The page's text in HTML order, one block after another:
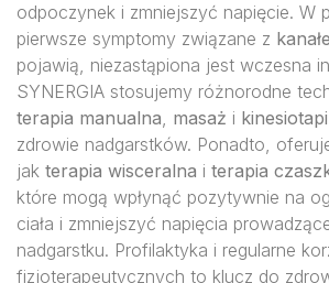
odpoczynek i zmniejszyć napięcie. W
pierwsze symptomy związane z
pojawią, niezastąpiona jest wczesna
SYNERGIA stosujemy różnorodne
terapia manualna, masaż i
zdrowie nadgarstków. Ponadto,
jak terapia wisceralna i terapia
które mogą wpłynąć pozytywnie na
ciała i zmniejszyć napięcia
nadgarstku. Profilaktyka i regularne
fizjoterapeutycznych to klucz do